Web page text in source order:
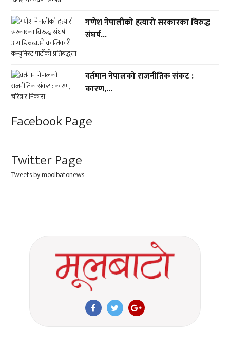
गणेश नेपालीको हत्यारो सरकारका विरुद्ध
संघर्ष...
वर्तमान नेपालको राजनीतिक संकट :
कारण,...
Facebook Page
Twitter Page
Tweets by moolbatonews